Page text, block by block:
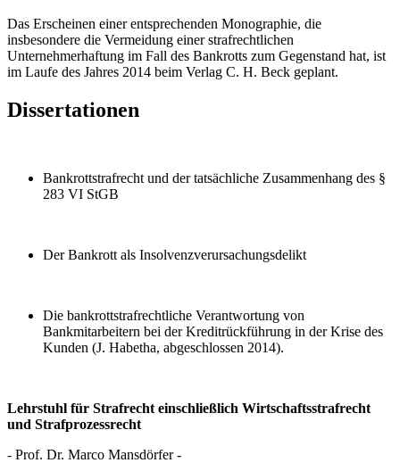
Das Erscheinen einer entsprechenden Monographie, die
insbesondere die Vermeidung einer strafrechtlichen
Unternehmerhaftung im Fall des Bankrotts zum Gegenstand hat, ist
im Laufe des Jahres 2014 beim Verlag C. H. Beck geplant.
Dissertationen
Bankrottstrafrecht und der tatsächliche Zusammenhang des §
283 VI StGB
Der Bankrott als Insolvenzverursachungsdelikt
Die bankrottstrafrechtliche Verantwortung von
Bankmitarbeitern bei der Kreditrückführung in der Krise des
Kunden (J. Habetha, abgeschlossen 2014).
Lehrstuhl für Strafrecht einschließlich Wirtschaftsstrafrecht
und Strafprozessrecht
- Prof. Dr. Marco Mansdörfer -